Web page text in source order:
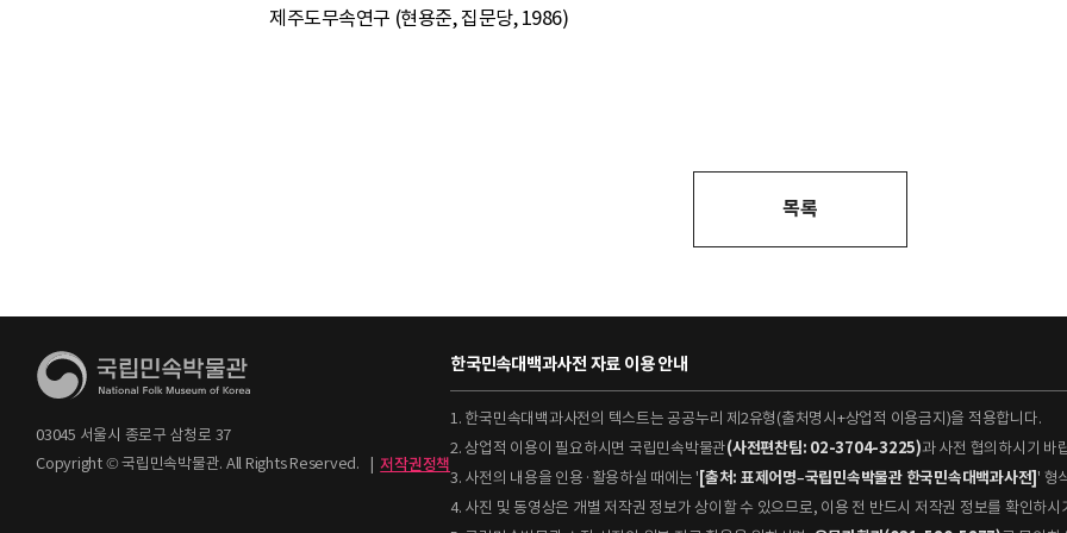
제주도무속연구 (현용준, 집문당, 1986)
목록
03045 서울시 종로구 삼청로 37
Copyright © 국립민속박물관. All Rights Reserved.
| 저작권정책
한국민속대백과사전 자료 이용 안내
1. 한국민속대백과사전의 텍스트는 공공누리 제2유형(출처명시+상업적 이용금지)을 적용합니다.
2. 상업적 이용이 필요하시면 국립민속박물관(사전편찬팀: 02-3704-3225)과 사전 협의하시기 바
3. 사전의 내용을 인용·활용하실 때에는 ' [출처: 표제어명–국립민속박물관 한국민속대백과사전] ' 형
4. 사진 및 동영상은 개별 저작권 정보가 상이할 수 있으므로, 이용 전 반드시 저작권 정보를 확인하시